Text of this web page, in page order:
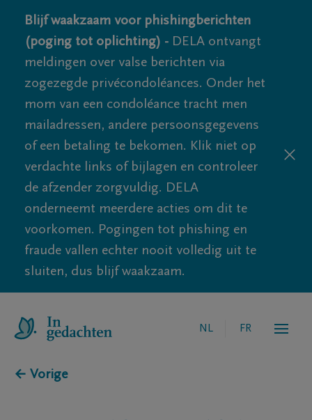
Blijf waakzaam voor phishingberichten
(poging tot oplichting) - DELA ontvangt
meldingen over valse berichten via
zogezegde privécondoléances. Onder het
mom van een condoléance tracht men
mailadressen, andere persoonsgegevens
of een betaling te bekomen. Klik niet op
verdachte links of bijlagen en controleer
de afzender zorgvuldig. DELA
onderneemt meerdere acties om dit te
voorkomen. Pogingen tot phishing en
fraude vallen echter nooit volledig uit te
sluiten, dus blijf waakzaam.
NL FR
← Vorige